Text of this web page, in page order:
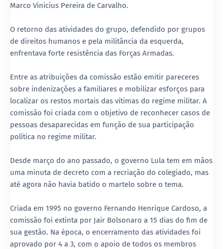
Marco Vinicius Pereira de Carvalho.
O retorno das atividades do grupo, defendido por grupos
de direitos humanos e pela militância da esquerda,
enfrentava forte resistência das Forças Armadas.
Entre as atribuições da comissão estão emitir pareceres
sobre indenizações a familiares e mobilizar esforços para
localizar os restos mortais das vítimas do regime militar. A
comissão foi criada com o objetivo de reconhecer casos de
pessoas desaparecidas em função de sua participação
política no regime militar.
Desde março do ano passado, o governo Lula tem em mãos
uma minuta de decreto com a recriação do colegiado, mas
até agora não havia batido o martelo sobre o tema.
Criada em 1995 no governo Fernando Henrique Cardoso, a
comissão foi extinta por Jair Bolsonaro a 15 dias do fim de
sua gestão. Na época, o encerramento das atividades foi
aprovado por 4 a 3, com o apoio de todos os membros